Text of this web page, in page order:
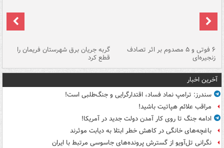
۶ فوتی و ۵ مصدوم بر اثر تصادف
زنجیره‌ای
گربه جریان برق شهرستان فریمان را
قطع کرد
آخرین اخبار
سندرز: ترامپ نماد فساد، اقتدارگرایی و جنگ‌طلبی است!
مراقب علائم هپاتیت باشید!
ادامه جنگ تا روی کار آمدن دولت جدید در آمریکا!
باغچه‌های خانگی در کاهش خطر ابتلا به دیابت موثرند
نگرانی تل‌آویو از گسترش پرونده‌های جاسوسی مرتبط با ایران